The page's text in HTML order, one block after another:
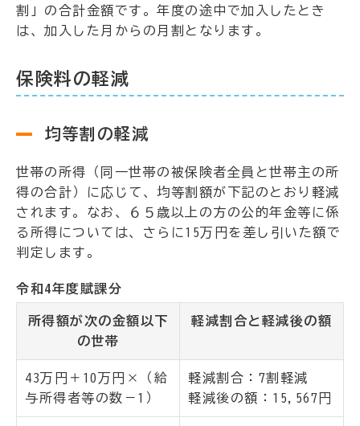
割」の合計金額です。年度の途中で加入したとき
は、加入した月からの月割となります。
保険料の軽減
均等割の軽減
世帯の所得（同一世帯の被保険者全員と世帯主の所
得の合計）に応じて、均等割額が下記のとおり軽減
されます。なお、６５歳以上の方の公的年金等に係
る所得については、さらに15万円を差し引いた額で
判定します。
令和4年度賦課分
所得額が次の金額以下
の世帯
軽減割合と軽減後の額
43万円＋10万円×（給
与所得者等の数－1）
軽減割合：7割軽減
軽減後の額：15,567円